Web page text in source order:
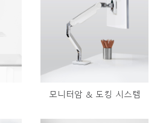
모니터암 & 도킹 시스템